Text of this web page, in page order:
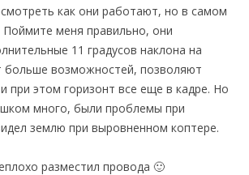
как они работают, но в самом
Поймите меня правильно, они
11 градусов наклона на
больше возможностей, позволяют
при этом горизонт все еще в кадре. Но
много, были проблемы при
землю при выровненном коптере.
разместил провода 🙂